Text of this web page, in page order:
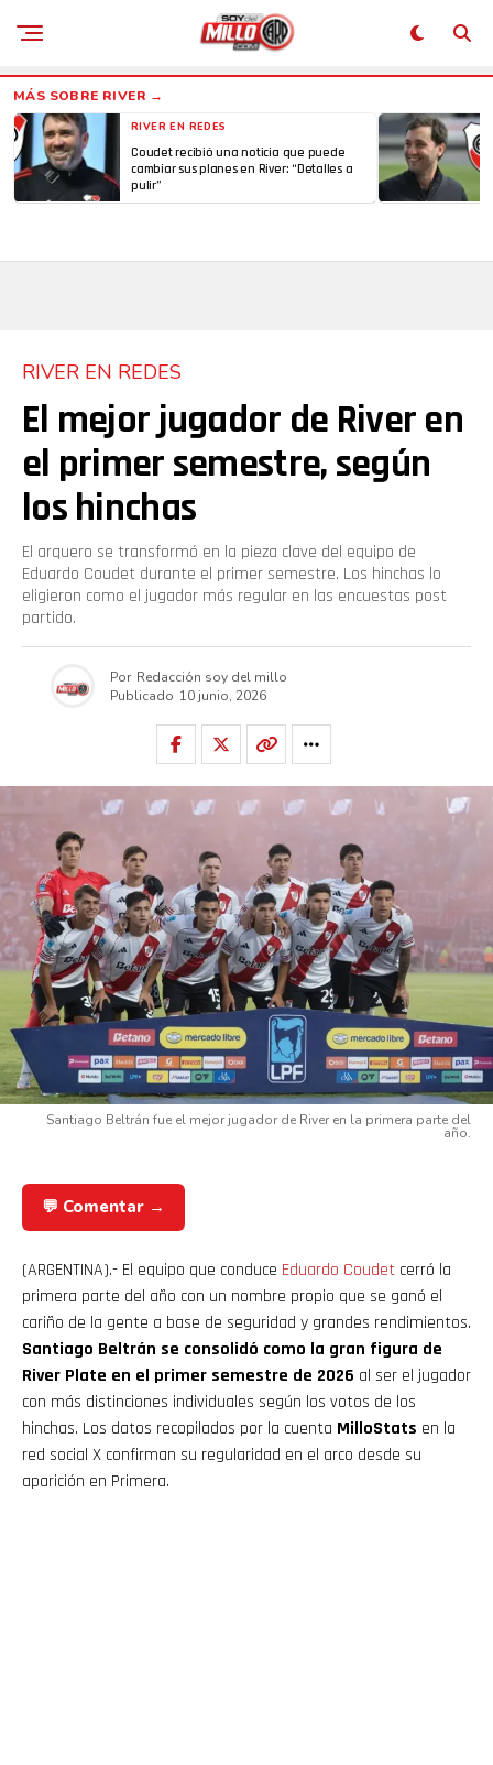
RIVER EN REDES
Coudet recibió una noticia que puede
cambiar sus planes en River: “Detalles a
pulir”
RIVER EN REDES
El mejor jugador de River en
el primer semestre, según
los hinchas
El arquero se transformó en la pieza clave del equipo de
Eduardo Coudet durante el primer semestre. Los hinchas lo
eligieron como el jugador más regular en las encuestas post
partido.
Por Redacción soy del millo
Publicado 10 junio, 2026
Santiago Beltrán fue el mejor jugador de River en la primera parte del
año.
💬 Comentar →
(ARGENTINA).- El equipo que conduce Eduardo Coudet cerró la
primera parte del año con un nombre propio que se ganó el
cariño de la gente a base de seguridad y grandes rendimientos.
Santiago Beltrán se consolidó como la gran figura de
River Plate en el primer semestre de 2026 al ser el jugador
con más distinciones individuales según los votos de los
hinchas. Los datos recopilados por la cuenta MilloStats en la
red social X confirman su regularidad en el arco desde su
aparición en Primera.
Whatsapp